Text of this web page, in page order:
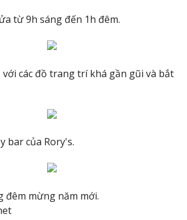
từ 9h sáng đến 1h đêm.
các đồ trang trí khá gần gũi và bắt
bar của Rory's.
đêm mừng năm mới.